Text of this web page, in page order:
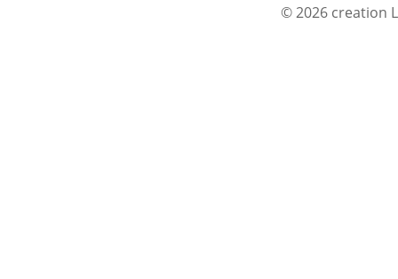
© 2026 creation L